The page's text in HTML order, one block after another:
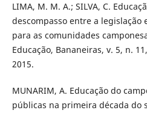
LIMA, M. M. A.; SILVA, C.
descompasso entre a legislação
para as comunidades
Educação, Bananeiras, v. 5, n.
2015.
MUNARIM, A. Educação do
públicas na primeira década do